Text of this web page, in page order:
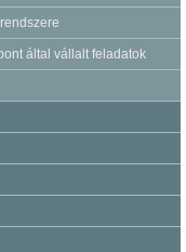
által vállalt feladatok